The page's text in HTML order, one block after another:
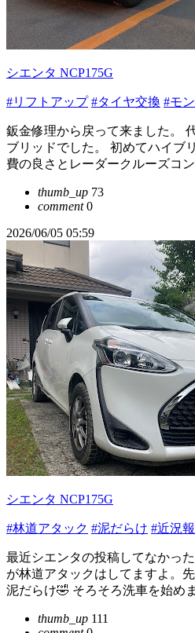
シエンタ NCP175G
#リフトアップ #タイヤ交換 #モ
鈑金修理から戻って来ました。
ブリッドでした。 初めてハイブ
費の良さとレーダークルーズコ
thumb_up 73
comment0
2026/06/05 05:59
シエンタ NCP175G
#林道アタック #泥だらけ #近況
最近シエンタの投稿してなかっ
が林道アタックはしてますよ。
泥だらけ🤣 そろそろ洗車を始めま
thumb_up 111